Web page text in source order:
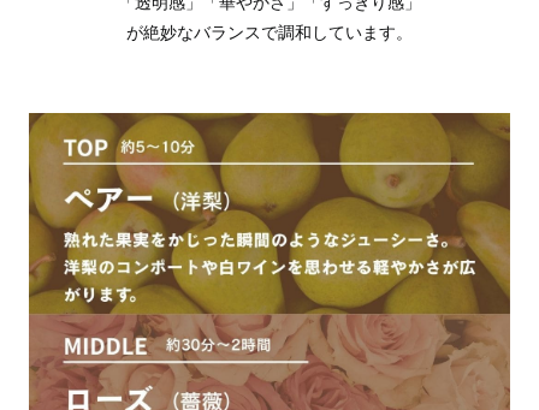
が絶妙なバランスで調和しています。